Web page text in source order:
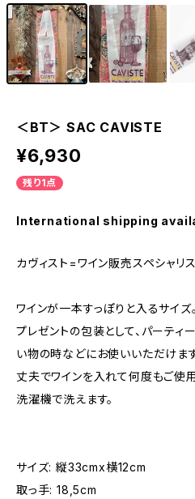
＜BT＞ SAC CAVISTE
¥6,930
残り1点
International shipping
カヴィスト=ワイン販売スペシャリ
ワインが一本すっぽりと入るサイズ。
プレゼントの包装として、パーティ
い物の時などにお使いいただけます
丈夫でワインを入れて何度もご使
洗濯機で洗えます。
サイズ: 縦33cmx横12cm
取っ手: 18,5cm